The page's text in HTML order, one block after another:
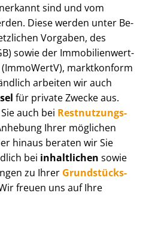
sind und vom
Diese werden unter Be­
Vorgaben, des
sowie der Im­mo­bi­li­en­wert­
marktkonform
arbeiten wir auch
für private Zwecke aus.
auch bei Rest­nut­zungs­
Ihrer möglichen
hinaus beraten wir Sie
bei inhaltlichen sowie
zu Ihrer Grund­stücks­
freuen uns auf Ihre